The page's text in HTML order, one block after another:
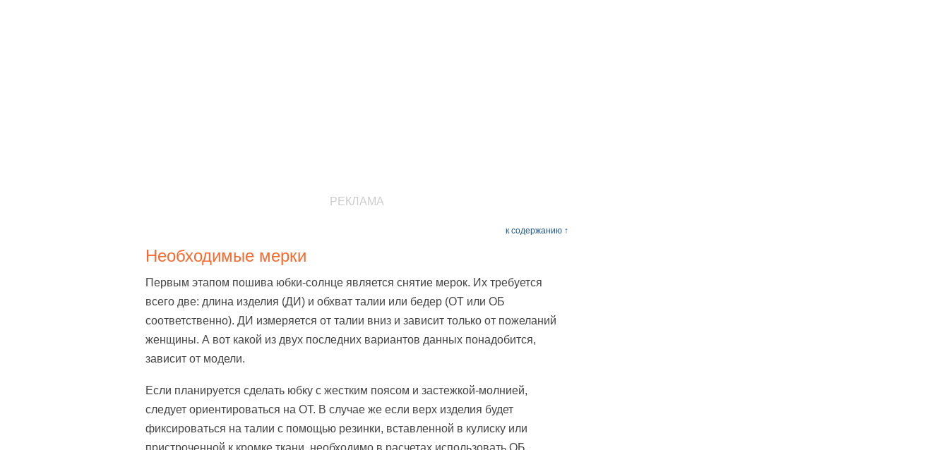
РЕКЛАМА
к содержанию ↑
Необходимые мерки
Первым этапом пошива юбки-солнце является снятие мерок. Их требуется
всего две: длина изделия (ДИ) и обхват талии или бедер (ОТ или ОБ
соответственно). ДИ измеряется от талии вниз и зависит только от пожеланий
женщины. А вот какой из двух последних вариантов данных понадобится,
зависит от модели.
Если планируется сделать юбку с жестким поясом и застежкой-молнией,
следует ориентироваться на ОТ. В случае же если верх изделия будет
фиксироваться на талии с помощью резинки, вставленной в кулиску или
пристроченной к кромке ткани, необходимо в расчетах использовать ОБ.